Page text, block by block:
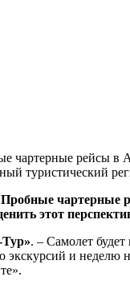
чартерные рейсы
туристический
этот
. – Самолет
и неделю